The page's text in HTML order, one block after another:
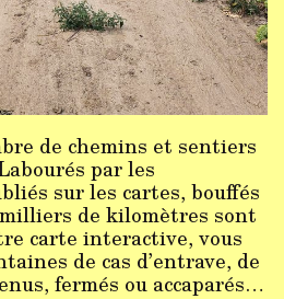
de chemins et sentiers
par les
sur les cartes, bouffés
de kilomètres sont
carte interactive, vous
de cas d’entrave, de
fermés ou accaparés…